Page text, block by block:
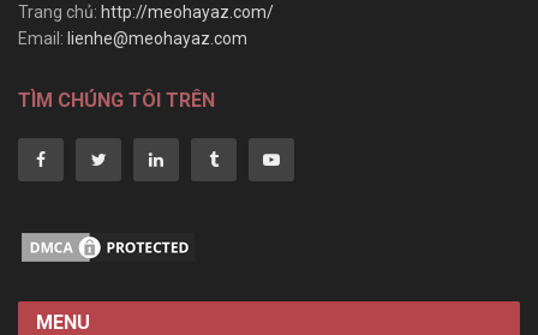
Trang chủ: http://meohayaz.com/
Email: lienhe@meohayaz.com
TÌM CHÚNG TÔI TRÊN
MENU